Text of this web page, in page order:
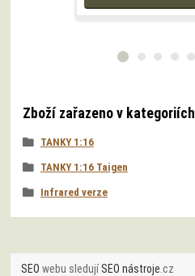
Zboží zařazeno v kategoriích
TANKY 1:16
TANKY 1:16 Taigen
Infrared verze
SEO webu sledujíSEO nástroje .cz